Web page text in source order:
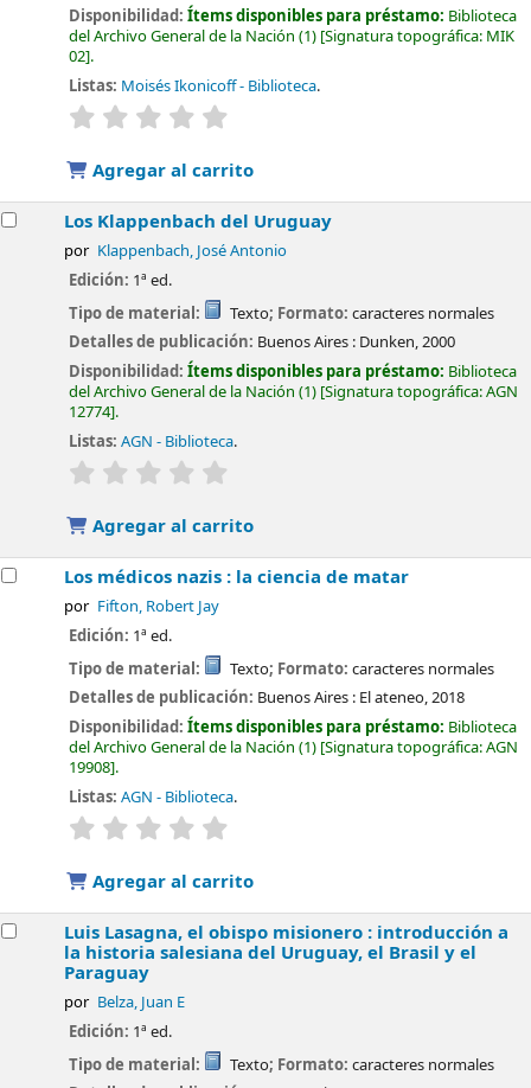
Disponibilidad:Ítems disponibles para préstamo: Biblioteca
del Archivo General de la Nación (1) Signatura topográfica: MIK
02 .
Listas: Moisés Ikonicoff - Biblioteca.
valoración
Agregar al carrito
Los Klappenbach del Uruguay
por Klappenbach, José Antonio
Edición: 1ª ed.
Tipo de material:
Texto; Formato: caracteres normales
Detalles de publicación: Buenos Aires : Dunken,2000
Disponibilidad:Ítems disponibles para préstamo: Biblioteca
del Archivo General de la Nación (1) Signatura topográfica:AGN
12774 .
Listas: AGN - Biblioteca.
valoración
Agregar al carrito
Los médicos nazis : la ciencia de matar
por Fifton, Robert Jay
Edición: 1ª ed.
Tipo de material:
Texto; Formato: caracteres normales
Detalles de publicación: Buenos Aires : El ateneo,2018
Disponibilidad:Ítems disponibles para préstamo: Biblioteca
del Archivo General de la Nación (1) Signatura topográfica:AGN
19908 .
Listas: AGN - Biblioteca.
valoración
Agregar al carrito
Luis Lasagna, el obispo misionero : introducción a
la historia salesiana del Uruguay, el Brasil y el
Paraguay
por Belza, Juan E
Edición: 1ª ed.
Tipo de material:
Texto; Formato: caracteres normales